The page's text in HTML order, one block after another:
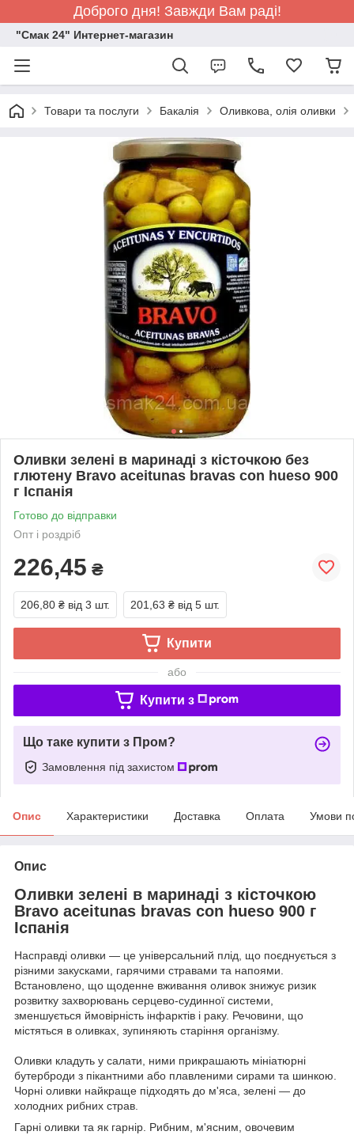
Доброго дня! Завжди Вам раді!
"Смак 24" Интернет-магазин
Товари та послуги Бакалія Оливкова, олія оливки
Оливки зелені в маринаді з кісточкою без
глютену Bravo aceitunas bravas con hueso 900
г Іспанія
Готово до відправки
Опт і роздріб
226,45 ₴
206,80 ₴ від 3 шт. 201,63 ₴ від 5 шт.
Купити
або
Купити з
Що таке купити з Пром?
Замовлення під захистом
Опис Характеристики Доставка Оплата Умови
Опис
Оливки зелені в маринаді з кісточкою
Bravo aceitunas bravas con hueso 900 г
Іспанія
Насправді оливки — це універсальний плід, що поєднується з
різними закусками, гарячими стравами та напоями.
Встановлено, що щоденне вживання оливок знижує ризик
розвитку захворювань серцево-судинної системи,
зменшується ймовірність інфарктів і раку. Речовини, що
містяться в оливках, зупиняють старіння організму.
Оливки кладуть у салати, ними прикрашають мініатюрні
бутерброди з пікантними або плавленими сирами та шинкою.
Чорні оливки найкраще підходять до м'яса, зелені — до
холодних рибних страв.
Гарні оливки та як гарнір. Рибним, м'ясним, овочевим